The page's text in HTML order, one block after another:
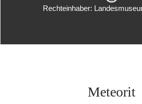
Rechteinhaber:
Meteorit